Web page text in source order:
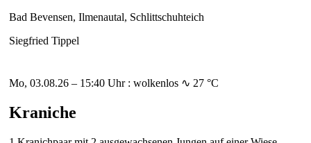
Bad Bevensen, Ilmenautal, Schlittschuhteich
Siegfried Tippel
Mo, 03.08.26 – 15:40 Uhr : wolkenlos ∿ 27 °C
Kraniche